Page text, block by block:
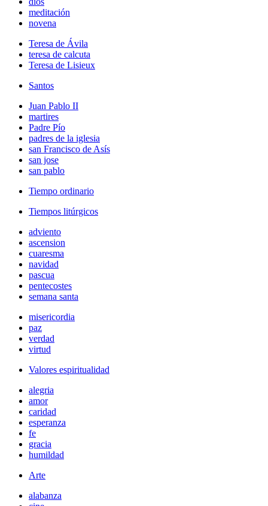
meditación
novena
Teresa de Ávila
teresa de calcuta
Teresa de Lisieux
Santos
Juan Pablo II
martires
Padre Pío
padres de la iglesia
san Francisco de Asís
san jose
san pablo
Tiempo ordinario
Tiempos litúrgicos
adviento
ascension
cuaresma
navidad
pascua
pentecostes
semana santa
misericordia
paz
verdad
virtud
Valores espiritualidad
alegria
amor
caridad
esperanza
fe
gracia
humildad
Arte
alabanza